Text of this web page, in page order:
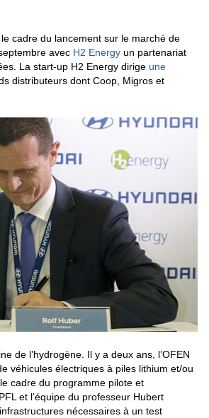
cadre du lancement sur le marché de
avec H2 Energy un partenariat
La start-up H2 Energy dirige une
distributeurs dont Coop, Migros et
de l’hydrogène. Il y a deux ans, l’OFEN
véhicules électriques à piles lithium et/ou
cadre du programme pilote et
et l’équipe du professeur Hubert
nécessaires à un test